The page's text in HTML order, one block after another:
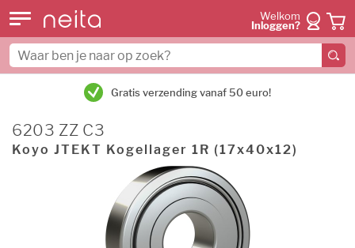
Welkom
Inloggen?
Gratis verzending vanaf 50 euro!
6203 ZZ C3
Koyo JTEKT Kogellager 1R (17x40x12)